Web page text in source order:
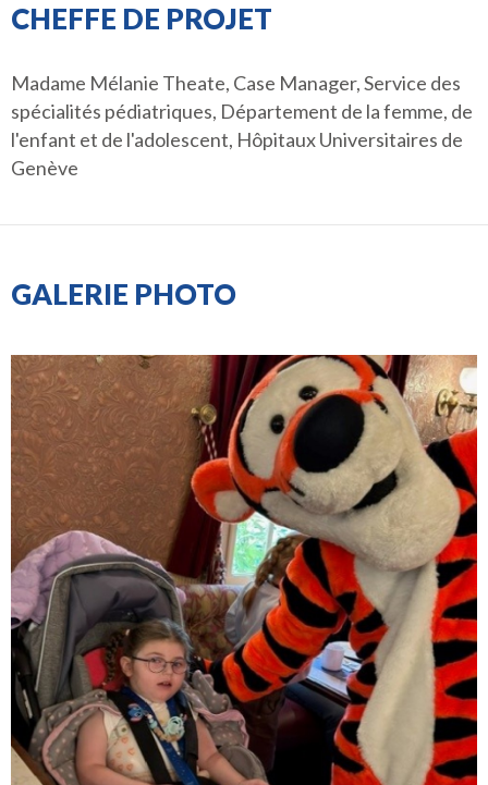
CHEFFE DE PROJET
Madame Mélanie Theate, Case Manager, Service des
spécialités pédiatriques, Département de la femme, de
l'enfant et de l'adolescent, Hôpitaux Universitaires de
Genève
GALERIE PHOTO